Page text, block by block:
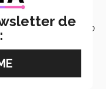
con Miguel
Negocios, quien la
“El profesor vio
mes y
cambiar de
de